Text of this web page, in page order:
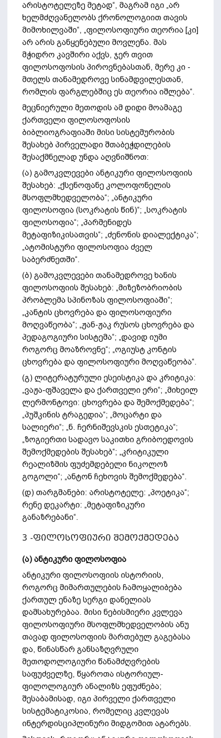
არისტოტელეზე მეტად“, მაგრამ იგი „არ
ხელმძღვანელობს ქრონოლოგიით თავის
მიმოხილვაში“, „ფილოსოფიური თეორია [კი]
არ არის განყენებული მოვლენა. მას
მჭიდრო კავშირი აქვს, ჯერ თვით
ფილოსოფოსის პიროვნებასთან, მერე კი -
მთელს თანამედროვე სინამდვილესთან,
რომლის ფარგლებშიც ეს თეორია იშლება“.
მეცნიერული მეთოდის ამ დიდი მოამაგე
ქართველი ფილოსოფოსის
ბიბლიოგრაფიაში მისი სისტემურობის
შესახებ პირველადი შთაბეჭდილების
შესაქმნელად უნდა აღვნიშნოთ:
(ა) გამოკვლევები ანტიკური ფილოსოფიის
შესახებ: „ქსენოფანე კოლოფონელის
მსოფლმხედველობა“; „ანტიკური
ფილოსოფია (სოკრატის წინ)“; „სოკრატის
ფილოსოფია“; „პარმენიდეს
მეტაფიზიკისათვის“; „ძენონის დიალექტიკა“;
„ატომისტური ფილოსოფია ძველ
საბერძნეთში“.
(ბ) გამოკვლევები თანამედროვე ხანის
ფილოსოფიის შესახებ: „მიზეზობრიობის
პრობლემა სპინოზას ფილოსოფიაში“;
„კანტის ცხოვრება და ფილოსოფიური
მოღვაწეობა“; „ჟან-ჟაკ რუსოს ცხოვრება და
პედაგოგიური სისტემა“; „დავიდ იუმი
როგორც მოაზროვნე“; „ოგიუსტ კონტის
ცხოვრება და ფილოსოფიური მოღვაწეობა“.
(გ) ლიტერატურული ესეისტიკა და კრიტიკა:
„ვაჟა-ფშაველა და ქართველი ერი“; „მიხეილ
ლერმონტოვი: ცხოვრება და შემოქმედება“;
„პუშკინის ტრაგედია“; „მოცარტი და
სალიერი“; „ნ. ჩერნიშევსკის ესთეტიკა“;
„ზოგიერთი სადავო საკითხი გრიბოედოვის
შემოქმედების შესახებ“; „კრიტიკული
რეალიზმის ფუძემდებელი ნიკოლოზ
გოგოლი“; „ანტონ ჩეხოვის შემოქმედება“.
(დ) თარგმანები: არისტოტელე: „პოეტიკა“;
რენე დეკარტი: „მეტაფიზიკური
განაზრებანი“.
3 -ფილოსოფიური შემოქმედება
(ა) ანტიკური ფილოსოფია
ანტიკური ფილოსოფიის ისტორიის,
როგორც მიმართულების ჩამოყალიბება
ქართულ ენაზე სერგი დანელიას
დამსახურებაა. მისი ნებისმიერი კვლევა
ფილოსოფიური მსოფლმხედველობის ანუ
თავად ფილოსოფიის მართებულ გაგებასა
და, წინასწარ განსაზღვრული
მეთოდოლოგიური წანამძღვრების
საფუძველზე, წყაროთა ისტორიულ-
ფილოლოგიურ ანალიზს ეფუძნება;
შესაბამისად, იგი პირველი ქართველი
სისტემატიკოსია, რომელიც კვლევას
ინტერდისციპლინური მიდგომით ატარებს.